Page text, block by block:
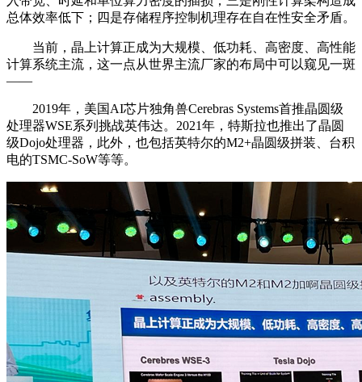
总体效率低下；四是存储程序控制机理存在自在性安全矛盾。
当前，晶上计算正成为大规模、低功耗、高密度、高性能
计算系统主流，这一点从世界主流厂家的布局中可以窥见一斑
——
2019年，美国AI芯片独角兽Cerebras Systems首推晶圆级
处理器WSE系列挑战英伟达。2021年，特斯拉也推出了晶圆
级Dojo处理器，此外，也包括英特尔的M2+晶圆级拼装、台积
电的TSMC-SoW等等。